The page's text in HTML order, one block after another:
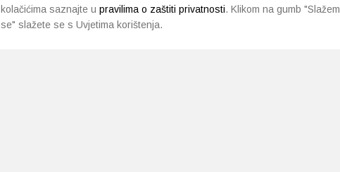
kolačićima saznajte u pravilima o zaštiti privatnosti. Klikom na gumb "Slažem
se" slažete se s Uvjetima korištenja.